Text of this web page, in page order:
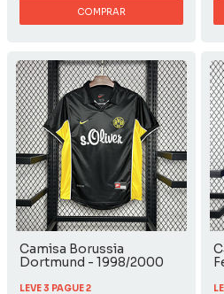
COMPRAR
Camisa Borussia
Dortmund - 1998/2000
LEVE 3 PAGUE 2